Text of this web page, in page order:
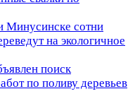
Минусинске сотни
на экологичное
поиск
по поливу деревьев